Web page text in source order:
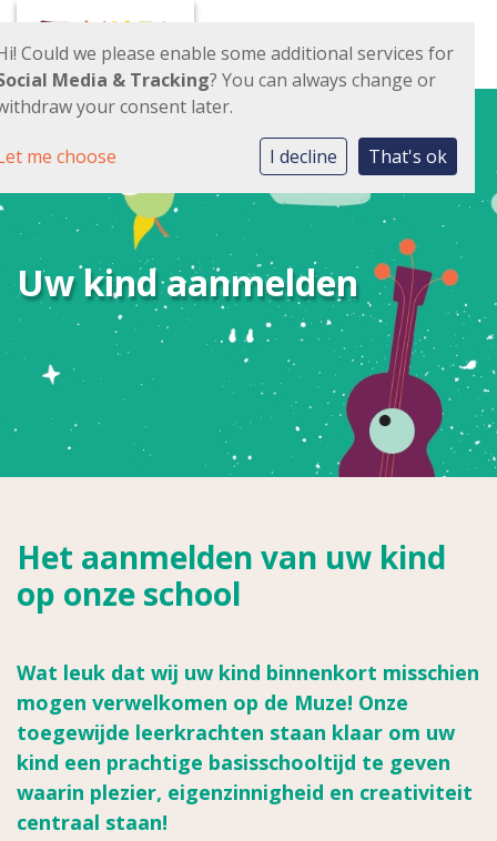
Uw kind aanmelden
Het aanmelden van uw kind
op onze school
Wat leuk dat wij uw kind binnenkort misschien
mogen verwelkomen op de Muze! Onze
toegewijde leerkrachten staan klaar om uw
kind een prachtige basisschooltijd te geven
waarin plezier, eigenzinnigheid en creativiteit
centraal staan!
Could we please enable some additional services for
Media & Tracking? You can always change or
your consent later.
me choose I decline That's ok